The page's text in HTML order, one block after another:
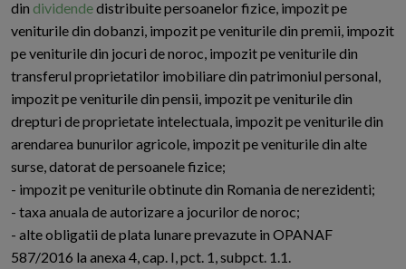
din dividendedistribuite persoanelor fizice, impozit pe
veniturile din dobanzi, impozit pe veniturile din premii, impozit
pe veniturile din jocuri de noroc, impozit pe veniturile din
transferul proprietatilor imobiliare din patrimoniul personal,
impozit pe veniturile din pensii, impozit pe veniturile din
drepturi de proprietate intelectuala, impozit pe veniturile din
arendarea bunurilor agricole, impozit pe veniturile din alte
surse, datorat de persoanele fizice;
- impozit pe veniturile obtinute din Romania de nerezidenti;
- taxa anuala de autorizare a jocurilor de noroc;
- alte obligatii de plata lunare prevazute in OPANAF
587/2016 la anexa 4, cap. I, pct. 1, subpct. 1.1.